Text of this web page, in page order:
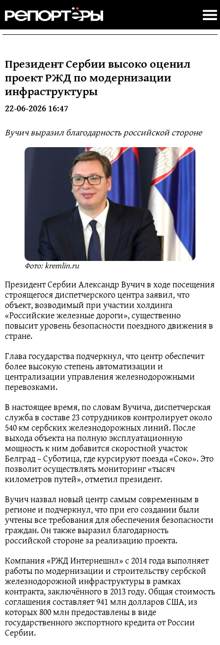
Президент Сербии высоко оценил
проект РЖД по модернизации
инфраструктуры
22-06-2026 16:47
Вучич выразил благодарность российской стороне
Фото: kremlin.ru
Президент Сербии Александр Вучич в ходе посещения
строящегося диспетчерского центра заявил, что
объект, возводимый при участии холдинга
«Российские железные дороги», существенно
повысит уровень безопасности поездного движения в
стране.
Глава государства подчеркнул, что центр обеспечит
более высокую степень автоматизации и
централизации управления железнодорожными
перевозками.
В настоящее время, по словам Вучича, диспетчерская
служба в составе 23 сотрудников контролирует около
540 км сербских железнодорожных линий. После
выхода объекта на полную эксплуатационную
мощность к ним добавится скоростной участок
Белград – Суботица, где курсируют поезда «Соко». Это
позволит осуществлять мониторинг «тысяч
километров путей», отметил президент.
Вучич назвал новый центр самым современным в
регионе и подчеркнул, что при его создании были
учтены все требования для обеспечения безопасности
граждан. Он также выразил благодарность
российской стороне за реализацию проекта.
Компания «РЖД Интернешнл» с 2014 года выполняет
работы по модернизации и строительству сербской
железнодорожной инфраструктуры в рамках
контракта, заключённого в 2013 году. Общая стоимость
соглашения составляет 941 млн долларов США, из
которых 800 млн предоставлены в виде
государственного экспортного кредита от России
Сербии.